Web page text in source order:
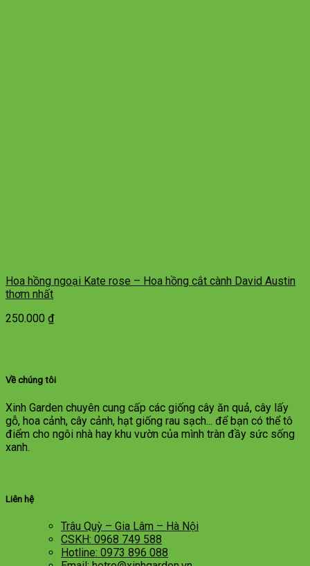
Hoa hồng ngoại Kate rose – Hoa hồng cắt cành David Austin
thơm nhất
250.000 ₫
Về chúng tôi
Xinh Garden chuyên cung cấp các giống cây ăn quả, cây lấy
gỗ, hoa cảnh, cây cảnh, hạt giống rau sạch... để bạn có thể tô
điểm cho ngôi nhà hay khu vườn của mình tràn đầy sức sống
xanh.
Liên hệ
Trâu Quỳ – Gia Lâm – Hà Nội
CSKH: 0968 749 588
Hotline: 0973 896 088